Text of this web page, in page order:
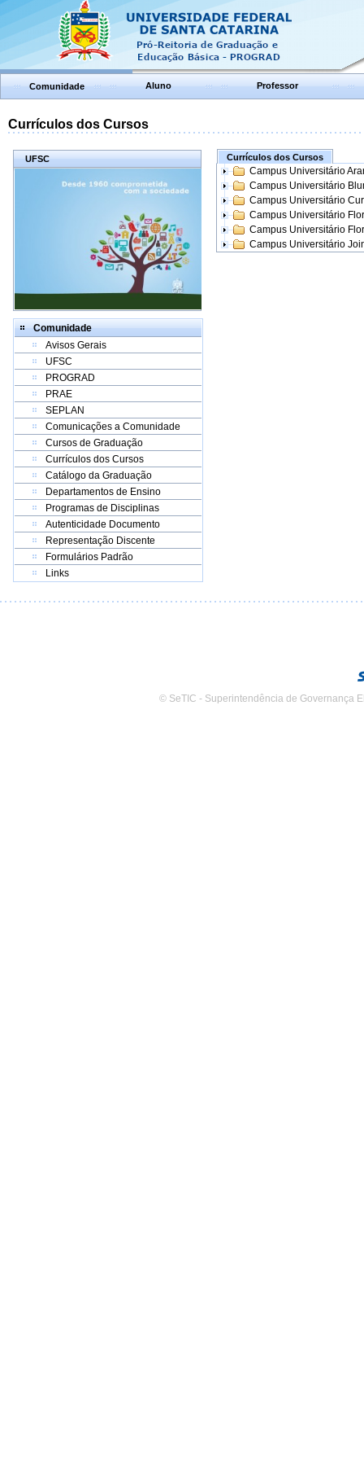
Comunidade Aluno Professor
Currículos dos Cursos
UFSC
Comunidade
Avisos Gerais
UFSC
PROGRAD
PRAE
SEPLAN
Comunicações a Comunidade
Cursos de Graduação
Currículos dos Cursos
Catálogo da Graduação
Departamentos de Ensino
Programas de Disciplinas
Autenticidade Documento
Representação Discente
Formulários Padrão
Links
Currículos dos Cursos
Campus Universitário
Campus Universitário
Campus Universitário
Campus Universitário
Campus Universitário
Campus Universitário
© SeTIC - Superintendência de Governança